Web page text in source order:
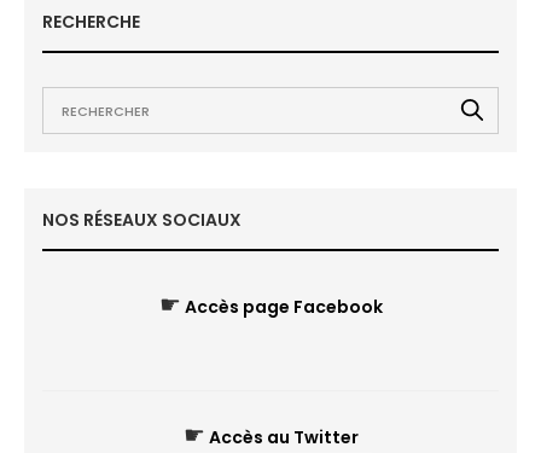
RECHERCHE
NOS RÉSEAUX SOCIAUX
☛ Accès page Facebook
☛ Accès au Twitter